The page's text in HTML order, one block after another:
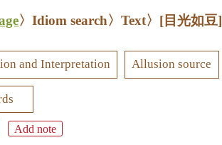
〉Idiom search〉Text〉 [目光如豆]
and Interpretation Allusion source
Add note